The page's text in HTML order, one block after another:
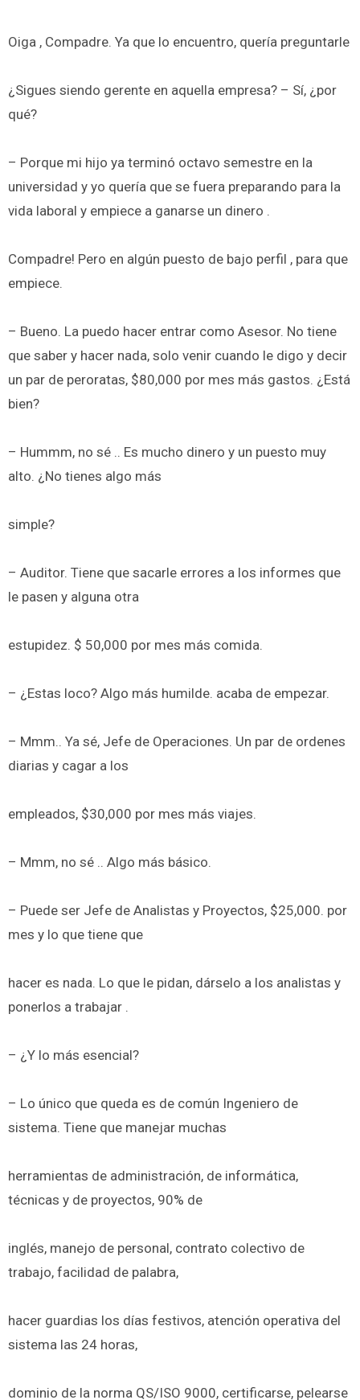
Oiga , Compadre. Ya que lo encuentro, quería preguntarle
¿Sigues siendo gerente en aquella empresa? – Sí, ¿por
qué?
– Porque mi hijo ya terminó octavo semestre en la
universidad y yo quería que se fuera preparando para la
vida laboral y empiece a ganarse un dinero .
Compadre! Pero en algún puesto de bajo perfil , para que
empiece.
– Bueno. La puedo hacer entrar como Asesor. No tiene
que saber y hacer nada, solo venir cuando le digo y decir
un par de peroratas, $80,000 por mes más gastos. ¿Está
bien?
– Hummm, no sé .. Es mucho dinero y un puesto muy
alto. ¿No tienes algo más
simple?
– Auditor. Tiene que sacarle errores a los informes que
le pasen y alguna otra
estupidez. $ 50,000 por mes más comida.
– ¿Estas loco? Algo más humilde. acaba de empezar.
– Mmm.. Ya sé, Jefe de Operaciones. Un par de ordenes
diarias y cagar a los
empleados, $30,000 por mes más viajes.
– Mmm, no sé .. Algo más básico.
– Puede ser Jefe de Analistas y Proyectos, $25,000. por
mes y lo que tiene que
hacer es nada. Lo que le pidan, dárselo a los analistas y
ponerlos a trabajar .
– ¿Y lo más esencial?
– Lo único que queda es de común Ingeniero de
sistema. Tiene que manejar muchas
herramientas de administración, de informática,
técnicas y de proyectos, 90% de
inglés, manejo de personal, contrato colectivo de
trabajo, facilidad de palabra,
hacer guardias los días festivos, atención operativa del
sistema las 24 horas,
dominio de la norma QS/ISO 9000, certificarse, pelearse